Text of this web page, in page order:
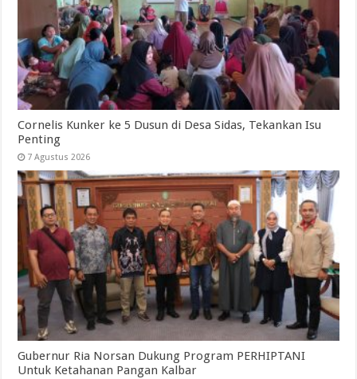
Cornelis Kunker ke 5 Dusun di Desa Sidas, Tekankan Isu
Penting
7 Agustus 2026
Gubernur Ria Norsan Dukung Program PERHIPTANI
Untuk Ketahanan Pangan Kalbar